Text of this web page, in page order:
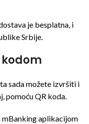
je besplatna, i
Srbije.
kodom
sada možete izvršiti i
pomoću QR koda.
mBanking aplikacijom